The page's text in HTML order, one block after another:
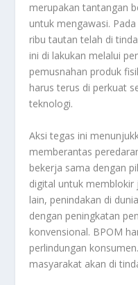
merupakan tantangan
untuk mengawasi.
ribu tautan telah di
ini di lakukan melalui
pemusnahan produk
harus terus di perkuat
teknologi.
Aksi tegas ini
memberantas
bekerja sama dengan
digital untuk memblokir
lain, penindakan di
dengan peningkatan
konvensional. BPOM
perlindungan
masyarakat akan di